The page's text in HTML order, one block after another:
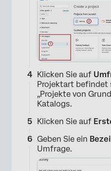
Klicken Sie auf
Projektart
„Projekte von
Katalogs.
Klicken Sie auf
Geben Sie ein
Umfrage.